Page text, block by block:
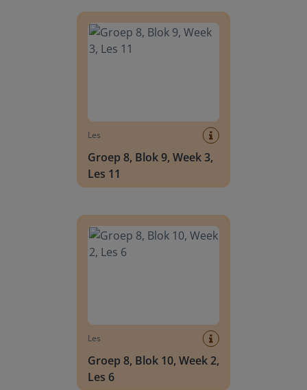
Les
Groep 8, Blok 9, Week 3,
Les 11
Les
Groep 8, Blok 10, Week 2,
Les 6